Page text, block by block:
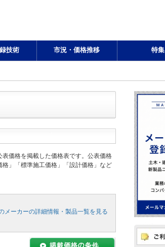
技術 市況・価格推移 特集
価格を掲載した価格表です。公表価格
」「標準施工価格」「設計価格」など
メーカーの詳細情報・製品一覧を見る